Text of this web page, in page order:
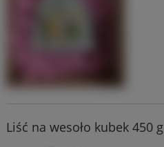
Liść na wesoło kubek 450 g